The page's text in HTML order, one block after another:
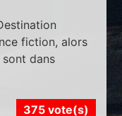
fiction, alors
dans
375 vote(s)